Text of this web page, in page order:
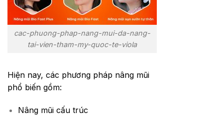
cac-phuong-phap-nang-mui-da-nang-
tai-vien-tham-my-quoc-te-viola
Hiện nay, các phương pháp nâng mũi
phổ biến gồm:
Nâng mũi cấu trúc